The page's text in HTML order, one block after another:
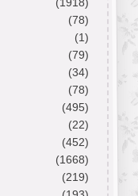
(78)
(1)
(79)
(34)
(78)
(495)
(22)
(452)
(1668)
(219)